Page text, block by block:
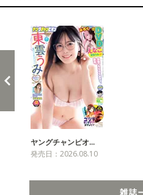
ヤングチャンピオ…
発売日：2026.08.10